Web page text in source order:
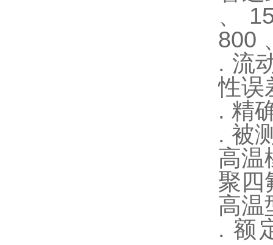
、
800
. 流
性误
. 精
. 被
高温
聚四
高温
. 额